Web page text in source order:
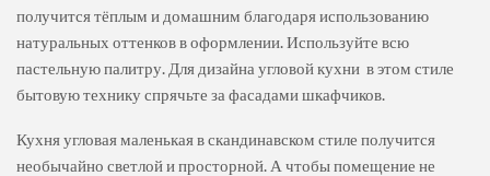
получится тёплым и домашним благодаря использованию
натуральных оттенков в оформлении. Используйте всю
пастельную палитру. Для дизайна угловой кухни в этом стиле
бытовую технику спрячьте за фасадами шкафчиков.
Кухня угловая маленькая в скандинавском стиле получится
необычайно светлой и просторной. А чтобы помещение не